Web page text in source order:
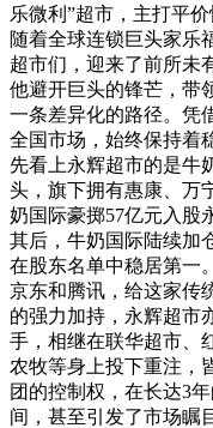
乐微利”超市，主打平
随着全球连锁巨头家乐
超市们，迎来了前所未
他避开巨头的锋芒，带
一条差异化的路径。凭
全国市场，始终保持着
先看上永辉超市的是牛
头，旗下拥有惠康、万
奶国际豪掷57亿元入股
其后，牛奶国际陆续加
在股东名单中稳居第一
京东和腾讯，给这家传
的强力加持，永辉超市
手，相继在联华超市、
农牧等身上投下重注，
团的控制权，在长达3
间，甚至引发了市场瞩